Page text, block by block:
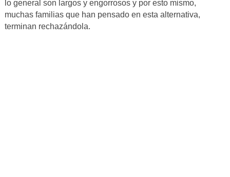
lo general son largos y engorrosos y por esto mismo,
muchas familias que han pensado en esta alternativa,
terminan rechazándola.